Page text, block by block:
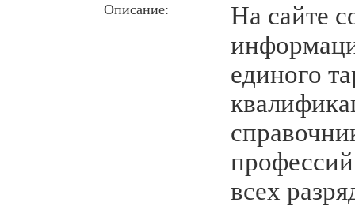
Описание:
На сайте
единого
всех